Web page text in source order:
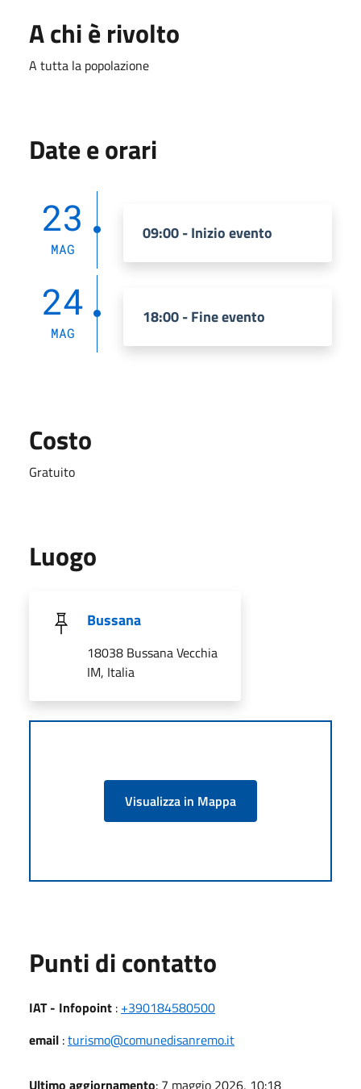
A chi è rivolto
A tutta la popolazione
Date e orari
23
MAG
09:00 - Inizio evento
24
MAG
18:00 - Fine evento
Costo
Gratuito
Luogo
Bussana
18038 Bussana Vecchia
IM, Italia
Visualizza in Mappa
Punti di contatto
IAT - Infopoint : +390184580500
email :turismo@comunedisanremo.it
Ultimo aggiornamento: 7 maggio 2026, 10:18